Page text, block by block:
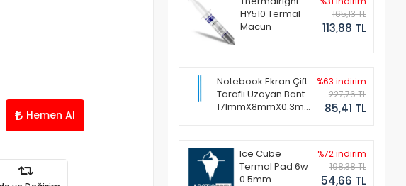
Hemen Al
HY510 Termal
Macun
165,13 TL
113,88 TL
Notebook Ekran Çift
Taraflı Uzayan Bant
171mmX8mmX0.3mm
%63 indirim
227,76 TL
85,41 TL
Ice Cube
Termal Pad 6w
0.5mm
%72 indirim
198,38 TL
54,66 TL